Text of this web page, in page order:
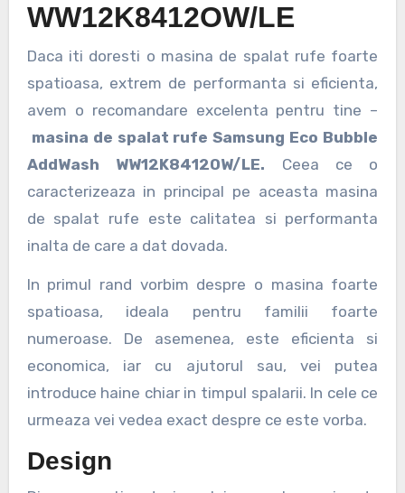
WW12K8412OW/LE
Daca iti doresti o masina de spalat rufe foarte
spatioasa, extrem de performanta si eficienta,
avem o recomandare excelenta pentru tine –
masina de spalat rufe Samsung Eco Bubble
AddWash WW12K8412OW/LE. Ceea ce o
caracterizeaza in principal pe aceasta masina
de spalat rufe este calitatea si performanta
inalta de care a dat dovada.
In primul rand vorbim despre o masina foarte
spatioasa, ideala pentru familii foarte
numeroase. De asemenea, este eficienta si
economica, iar cu ajutorul sau, vei putea
introduce haine chiar in timpul spalarii. In cele ce
urmeaza vei vedea exact despre ce este vorba.
Design